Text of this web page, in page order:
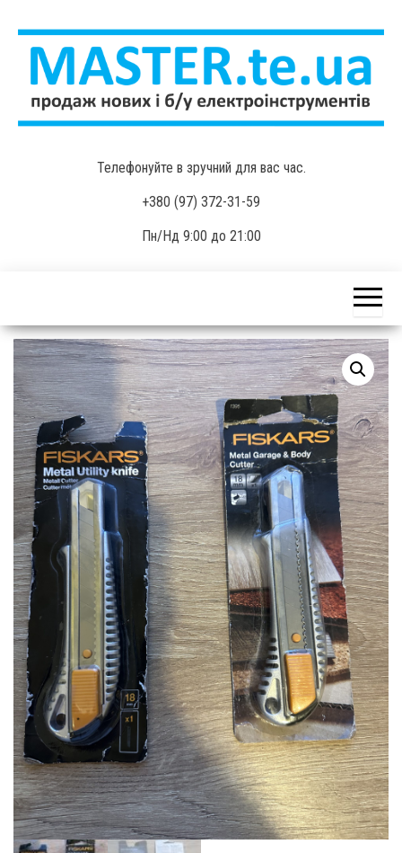
content
MASTER.te.ua
електроінструментів
Телефонуйте в зручний для вас час.
+380 (97) 372-31-59
Пн/Нд 9:00 до 21:00